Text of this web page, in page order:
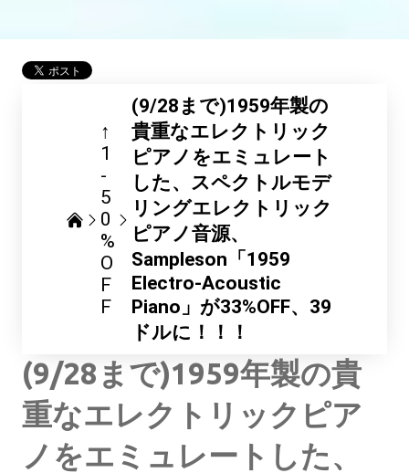
↑
1
-
5
0
%
O
F
F
(9/28まで)1959年製の
貴重なエレクトリック
ピアノをエミュレート
した、スペクトルモデ
リングエレクトリック
ピアノ音源、
Sampleson「1959
Electro-Acoustic
Piano」が33%OFF、39
ドルに！！！
(9/28まで)1959年製の貴
重なエレクトリックピア
ノをエミュレートした、